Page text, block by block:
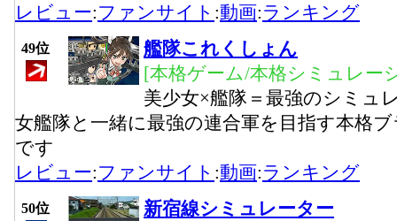
レビュー:ファンサイト :動画:ランキング
49位
艦隊これくしょん
[本格ゲーム/本格シミュレー
美少女×艦隊＝最強のシミュ
女艦隊と一緒に最強の連合軍を目指す本格
です
レビュー:ファンサイト :動画:ランキング
50位
新宿線シミュレーター